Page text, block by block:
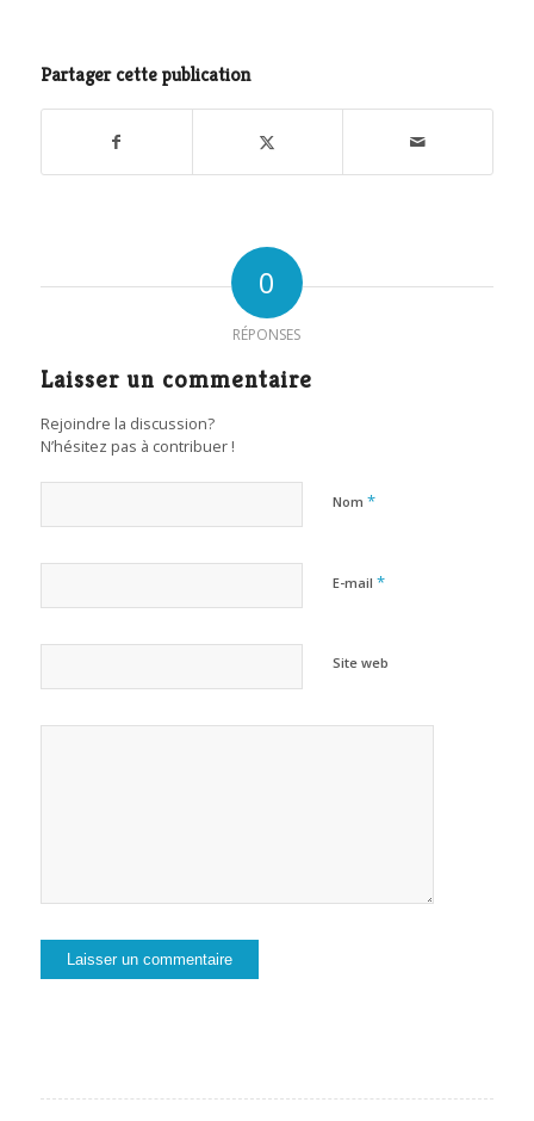
Partager cette publication
0
RÉPONSES
Laisser un commentaire
Rejoindre la discussion?
N’hésitez pas à contribuer !
Nom *
E-mail *
Site web